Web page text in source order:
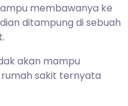
membawanya ke
ditampung di sebuah
akan mampu
sakit ternyata